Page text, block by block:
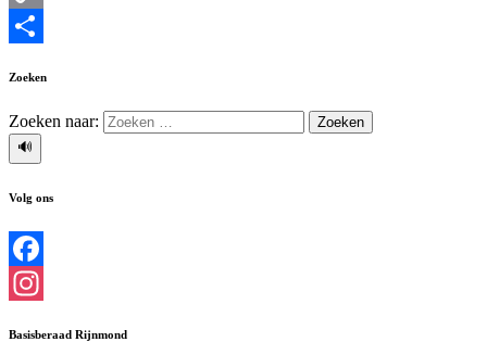
Copy
Zoeken
Zoeken naar:
🔊
Volg ons
Facebook
Basisberaad Rijnmond